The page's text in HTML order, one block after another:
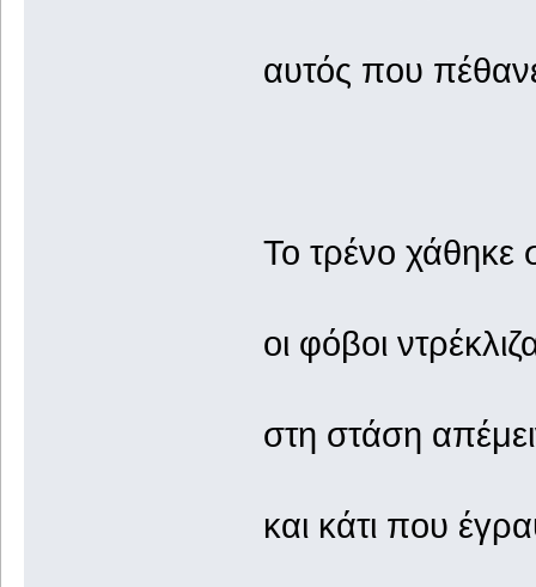
αυτός που πέθανε
Το τρένο
οι φόβοι
στη στάση
και κάτι που